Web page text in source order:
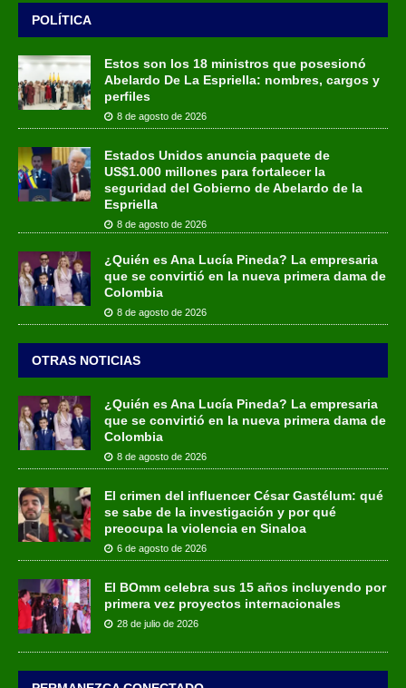
POLÍTICA
Estos son los 18 ministros que posesionó
Abelardo De La Espriella: nombres, cargos y
perfiles
8 de agosto de 2026
Estados Unidos anuncia paquete de
US$1.000 millones para fortalecer la
seguridad del Gobierno de Abelardo de la
Espriella
8 de agosto de 2026
¿Quién es Ana Lucía Pineda? La empresaria
que se convirtió en la nueva primera dama de
Colombia
8 de agosto de 2026
OTRAS NOTICIAS
¿Quién es Ana Lucía Pineda? La empresaria
que se convirtió en la nueva primera dama de
Colombia
8 de agosto de 2026
El crimen del influencer César Gastélum: qué
se sabe de la investigación y por qué
preocupa la violencia en Sinaloa
6 de agosto de 2026
El BOmm celebra sus 15 años incluyendo por
primera vez proyectos internacionales
28 de julio de 2026